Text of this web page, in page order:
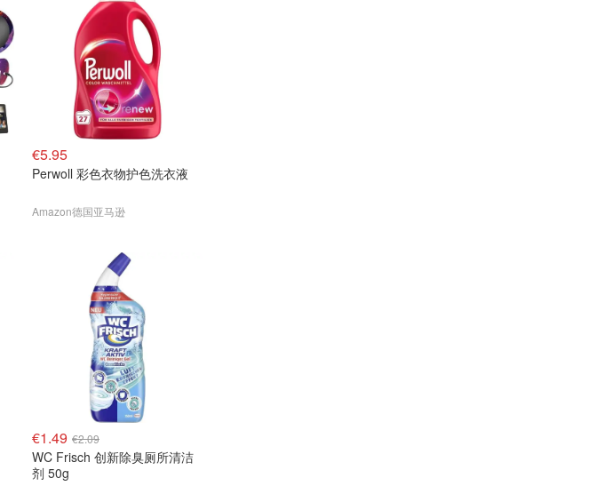
€5.95
Perwoll 彩色衣物护色洗衣液
Amazon德国亚马逊
€1.49 €2.09
WC Frisch 创新除臭厕所清洁
剂 50g